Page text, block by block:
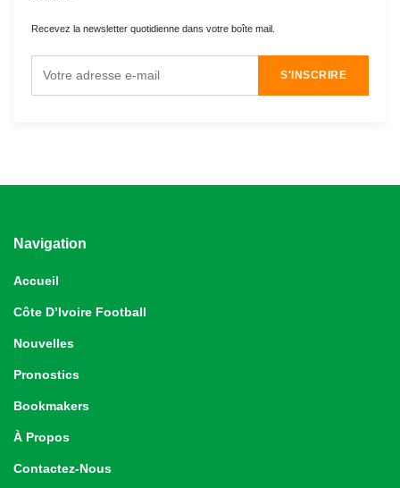
Recevez la newsletter quotidienne dans votre boîte mail.
S'INSCRIRE
Navigation
Accueil
Côte D’Ivoire Football
Nouvelles
Pronostics
Bookmakers
À Propos
Contactez-Nous